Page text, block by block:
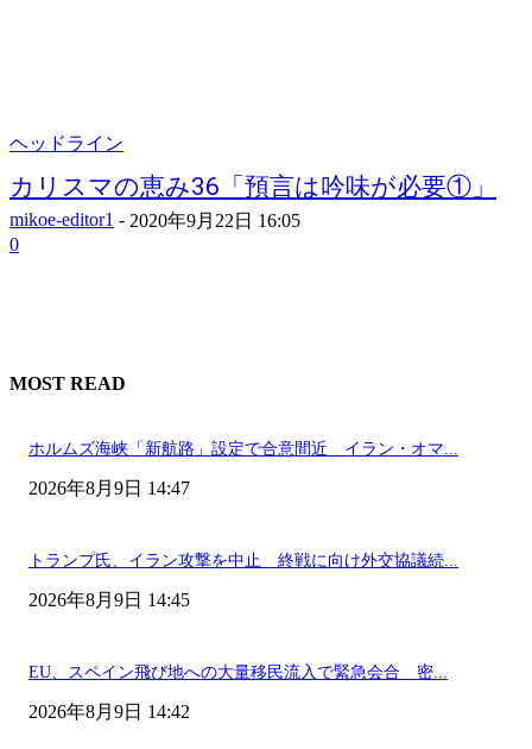
ヘッドライン
カリスマの恵み36「預言は吟味が必要①」
mikoe-editor1 - 2020年9月22日 16:05
0
MOST READ
ホルムズ海峡「新航路」設定で合意間近 イラン・オマ...
2026年8月9日 14:47
トランプ氏、イラン攻撃を中止 終戦に向け外交協議続...
2026年8月9日 14:45
EU、スペイン飛び地への大量移民流入で緊急会合 密...
2026年8月9日 14:42